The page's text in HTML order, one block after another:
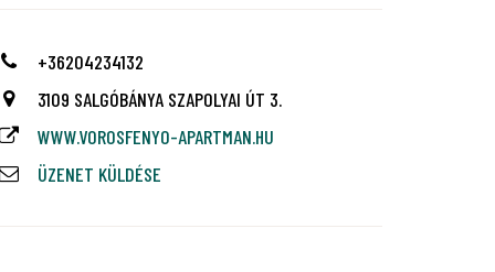
+36204234132
3109 SALGÓBÁNYA SZAPOLYAI ÚT 3.
WWW.VOROSFENYO-APARTMAN.HU
ÜZENET KÜLDÉSE